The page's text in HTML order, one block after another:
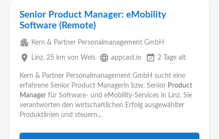
Senior Product Manager: eMobility
Software (Remote)
apartment Kern & Partner Personalmanagement GmbH
place Linz, 25 km von Wels language appcast.io event_available 2 Tage alt
Kern & Partner Personalmanagement GmbH sucht eine
erfahrene Senior Product Managerin bzw. Senior Product
Manager für Software- und eMobility-Services in Linz. Sie
verantworten den wirtschaftlichen Erfolg ausgewählter
Produktlinien und steuern...